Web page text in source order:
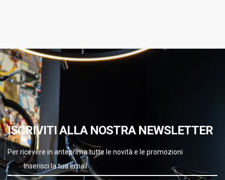
ISCRIVITI ALLA NOSTRA NEWSLETTER
Per ricevere in anteprima tutte le novità e le promozioni